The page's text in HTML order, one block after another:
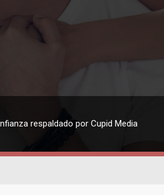
respaldado por Cupid Media